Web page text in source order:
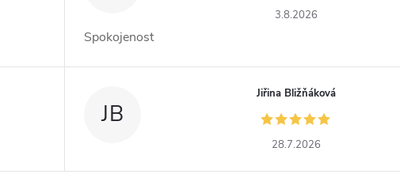
3.8.2026
Spokojenost
JB
Jiřina Bližňáková
28.7.2026